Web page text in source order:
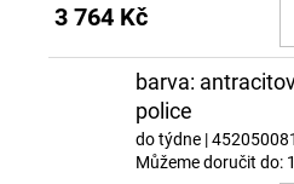
3 764 Kč
barva:
police
do týdne |
Můžeme doručit do: